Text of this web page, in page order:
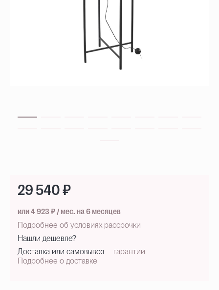
29 540 ₽
или 4 923 ₽ / мес. на 6 месяцев
Подробнее об условиях рассрочки
Нашли дешевле?
Доставка или самовывоз
Подробнее о доставке
гарантии